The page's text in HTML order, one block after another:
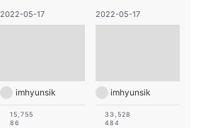
2022-05-17
imhyunsik
15,755
86
2022-05-17
imhyunsik
33,528
484